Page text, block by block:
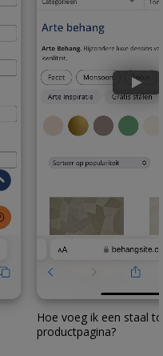
Hoe voeg ik een staal
productpagina?